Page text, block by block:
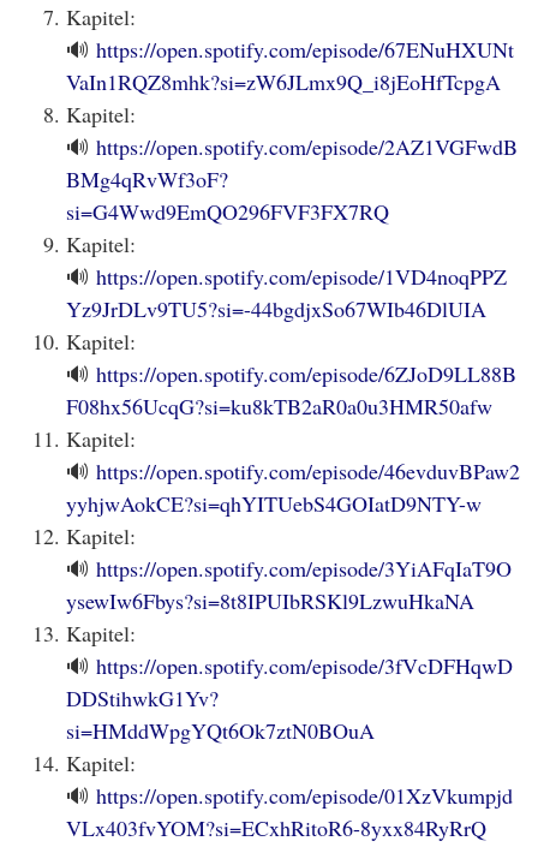
Kapitel:
🔊 https://open.spotify.com/episode/67ENuHXUNt
VaIn1RQZ8mhk?si=zW6JLmx9Q_i8jEoHfTcpgA
Kapitel:
🔊 https://open.spotify.com/episode/2AZ1VGFwdB
BMg4qRvWf3oF?
si=G4Wwd9EmQO296FVF3FX7RQ
Kapitel:
🔊 https://open.spotify.com/episode/1VD4noqPPZ
Yz9JrDLv9TU5?si=-44bgdjxSo67WIb46DlUIA
Kapitel:
🔊 https://open.spotify.com/episode/6ZJoD9LL88B
F08hx56UcqG?si=ku8kTB2aR0a0u3HMR50afw
Kapitel:
🔊 https://open.spotify.com/episode/46evduvBPaw2
yyhjwAokCE?si=qhYITUebS4GOIatD9NTY-w
Kapitel:
🔊 https://open.spotify.com/episode/3YiAFqIaT9O
ysewIw6Fbys?si=8t8IPUIbRSKl9LzwuHkaNA
Kapitel:
🔊 https://open.spotify.com/episode/3fVcDFHqwD
DDStihwkG1Yv?
si=HMddWpgYQt6Ok7ztN0BOuA
Kapitel:
🔊 https://open.spotify.com/episode/01XzVkumpjd
VLx403fvYOM?si=ECxhRitoR6-8yxx84RyRrQ